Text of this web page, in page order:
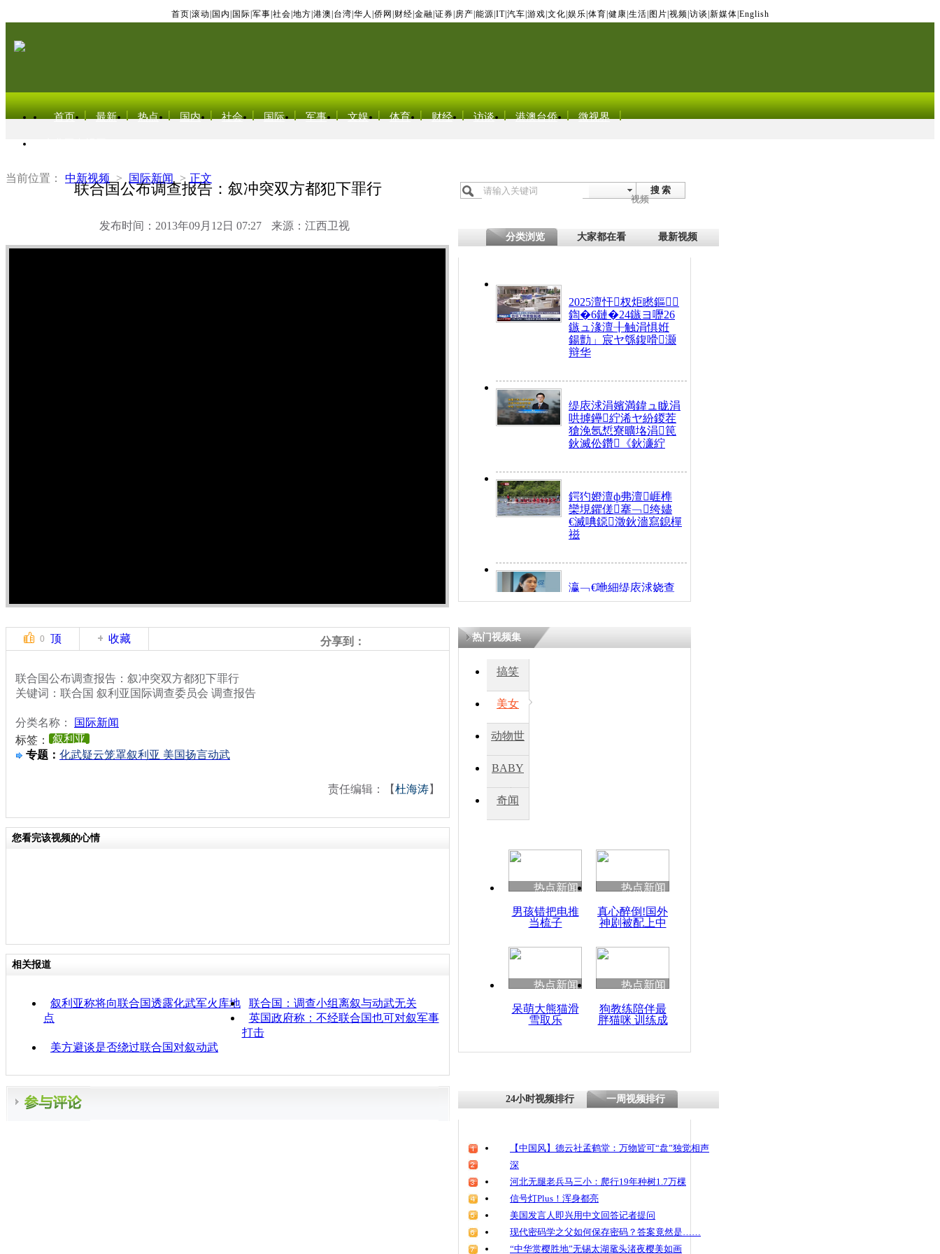
首页 滚动 国内 国际 军事 社会 地方 港澳 台湾 华人 侨网 财经 金融 证券 房产 能源 IT| 汽车 游戏 文化 娱乐 体育 健康 生活 图片 视频 访谈 新媒体 English
首页 最新 热点 国内 社会 国际 军事 文娱 体育 财经 访谈 港澳台侨 微视界
当前位置： 中新视频 > 国际新闻 > 正文
联合国公布调查报告：叙冲突双方都犯下罪行
发布时间：2013年09月12日 07:27 来源：江西卫视
搜 索
视频
分类浏览 大家都在看 最新视频
2025澶忓杈炬矁鏂
鍧�6鏈�24鏃ヨ嚦26
鏃ュ湪澶╂触涓惧姙
鍚勯」宸ヤ綔鍑嗗灏
辩华
缇庡浗涓嬪満鍏ュ眬涓
哄摢鑸紵浠ヤ紛鍐茬
獊浼氬惁寮曠垎涓笢
鈥滅伀鑽《鈥濓紵
鍔犳嬁澶ф弗澶崕榫
欒垷鑺傞搴﹁绔嬧
€滅唺鐚澂鈥濇寫鎴樿
禌
瀛﹁€咃細缇庡浗娆查
€间笢鍗椾簹涓庝腑鍥
瘑灞€
0 顶 收藏 分享到：
联合国公布调查报告：叙冲突双方都犯下罪行
关键词：联合国 叙利亚国际调查委员会 调查报告
分类名称：
国际新闻
标签：
叙利亚
专题： 化武疑云笼罩叙利亚 美国扬言动武
责任编辑：【杜海涛】
您看完该视频的心情
相关报道
叙利亚称将向联合国透露化武军火库地
点
联合国：调查小组离叙与动武无关
英国政府称：不经联合国也可对叙军事
打击
美方避谈是否绕过联合国对叙动武
热门视频集
搞笑
美女
动物世
BABY
秀
奇闻
热点新闻
男孩错把电推
当梳子
热点新闻
真心醉倒!国外
神剧被配上中
热点新闻
呆萌大熊猫滑
雪取乐
热点新闻
狗教练陪伴最
胖猫咪 训练成
24小时视频排行 一周视频排行
【中国风】德云社孟鹤堂：万物皆可“盘”独觉相声
深
河北无腿老兵马三小：爬行19年种树1.7万棵
信号灯Plus！浑身都亮
美国发言人即兴用中文回答记者提问
现代密码学之父如何保存密码？答案竟然是……
“中华赏樱胜地”无锡太湖鼋头渚夜樱美如画